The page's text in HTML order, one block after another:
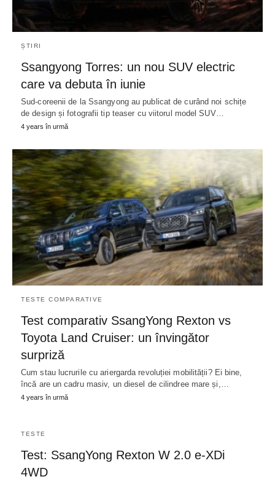
ȘTIRI
Ssangyong Torres: un nou SUV electric
care va debuta în iunie
Sud-coreenii de la Ssangyong au publicat de curând noi schițe
de design și fotografii tip teaser cu viitorul model SUV…
4 years în urmă
TESTE COMPARATIVE
Test comparativ SsangYong Rexton vs
Toyota Land Cruiser: un învingător
surpriză
Cum stau lucrurile cu ariergarda revoluției mobilității? Ei bine,
încă are un cadru masiv, un diesel de cilindree mare și,…
4 years în urmă
TESTE
Test: SsangYong Rexton W 2.0 e-XDi
4WD